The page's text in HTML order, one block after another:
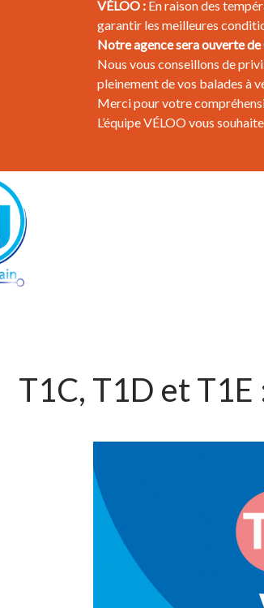
VÉLOO :En raison des
garantir les meilleures
Notre agence sera ouverte
Nous vous conseillons de
pleinement de vos balades à
Merci pour votre
L’équipe VÉLOO vous
T1C, T1D et